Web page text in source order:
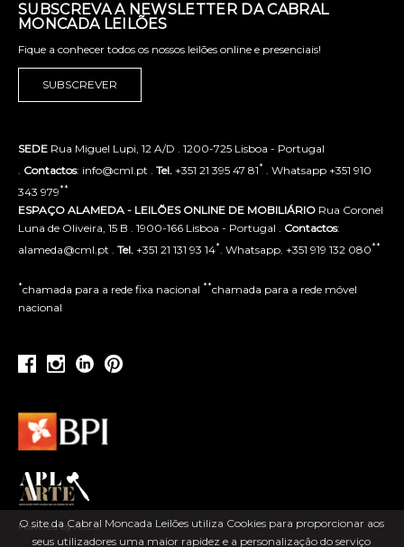
O site da Cabral Moncada Leilões utiliza Cookies para proporcionar aos
seus utilizadores uma maior rapidez e a personalização do serviço
SUBSCREVA A NEWSLETTER DA CABRAL
MONCADA LEILÕES
Fique a conhecer todos os nossos leilões online e presenciais!
SUBSCREVER
SEDE Rua Miguel Lupi, 12 A/D . 1200-725 Lisboa - Portugal
. Contactos: info@cml.pt . Tel. +351 21 395 47 81* . Whatsapp +351 910
343 979**
ESPAÇO ALAMEDA - LEILÕES ONLINE DE MOBILIÁRIO Rua Coronel
Luna de Oliveira, 15 B . 1900-166 Lisboa - Portugal . Contactos:
alameda@cml.pt . Tel. +351 21 131 93 14*. Whatsapp. +351 919 132 080**
*chamada para a rede fixa nacional **chamada para a rede móvel
nacional
Powered by ACLSI